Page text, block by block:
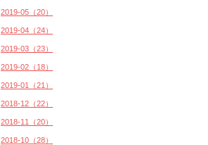
2019-05（20）
2019-04（24）
2019-03（23）
2019-02（18）
2019-01（21）
2018-12（22）
2018-11（20）
2018-10（28）